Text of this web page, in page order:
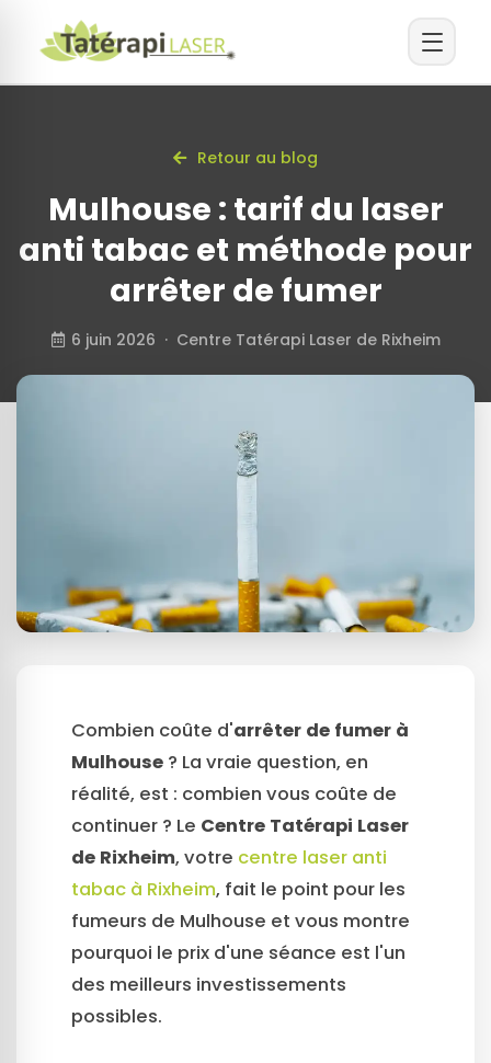
Retour au blog
Mulhouse : tarif du laser
anti tabac et méthode pour
arrêter de fumer
6 juin 2026 · Centre Tatérapi Laser de Rixheim
Combien coûte d'arrêter de fumer à
Mulhouse ? La vraie question, en
réalité, est : combien vous coûte de
continuer ? Le Centre Tatérapi Laser
de Rixheim, votre centre laser anti
tabac à Rixheim, fait le point pour les
fumeurs de Mulhouse et vous montre
pourquoi le prix d'une séance est l'un
des meilleurs investissements
possibles.